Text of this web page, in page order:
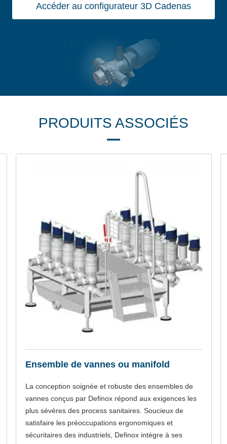
Accéder au configurateur 3D Cadenas
PRODUITS ASSOCIÉS
Ensemble de vannes ou manifold
La conception soignée et robuste des ensembles de
vannes conçus par Definox répond aux exigences les
plus sévères des process sanitaires. Soucieux de
satisfaire les préoccupations ergonomiques et
sécuritaires des industriels, Definox intègre à ses